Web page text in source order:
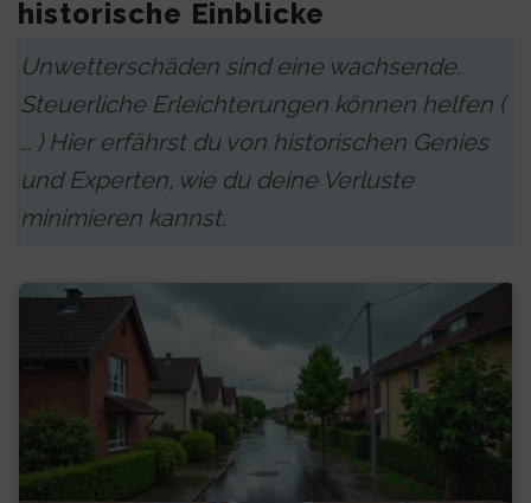
historische Einblicke
Unwetterschäden sind eine wachsende.
Steuerliche Erleichterungen können helfen (
… ) Hier erfährst du von historischen Genies
und Experten, wie du deine Verluste
minimieren kannst.